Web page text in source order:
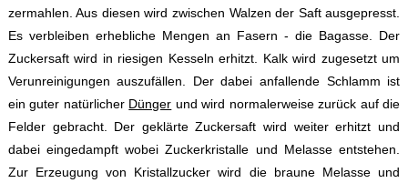
zermahlen. Aus diesen wird zwischen Walzen der Saft ausgepresst.
Es verbleiben erhebliche Mengen an Fasern - die Bagasse. Der
Zuckersaft wird in riesigen Kesseln erhitzt. Kalk wird zugesetzt um
Verunreinigungen auszufällen. Der dabei anfallende Schlamm ist
ein guter natürlicher Dünger und wird normalerweise zurück auf die
Felder gebracht. Der geklärte Zuckersaft wird weiter erhitzt und
dabei eingedampft wobei Zuckerkristalle und Melasse entstehen.
Zur Erzeugung von Kristallzucker wird die braune Melasse und